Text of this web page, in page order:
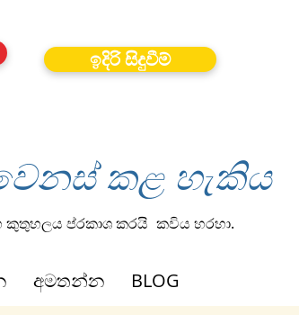
ඉදිරි සිදුවීම්
කළ හැකිය
ප්රකාශ කරයි කවිය හරහා.
අමතන්න BLOG